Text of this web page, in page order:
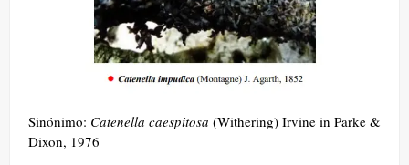
Sinónimo: Catenella caespitosa (Withering) Irvine in Parke &
Dixon, 1976